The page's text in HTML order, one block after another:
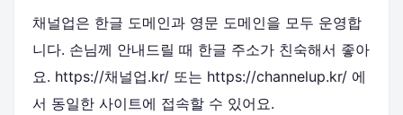
채널업은 한글 도메인과 영문 도메인을 모두 운영합
니다. 손님께 안내드릴 때 한글 주소가 친숙해서 좋아
요. https://채널업.kr/ 또는 https://channelup.kr/ 에
서 동일한 사이트에 접속할 수 있어요.